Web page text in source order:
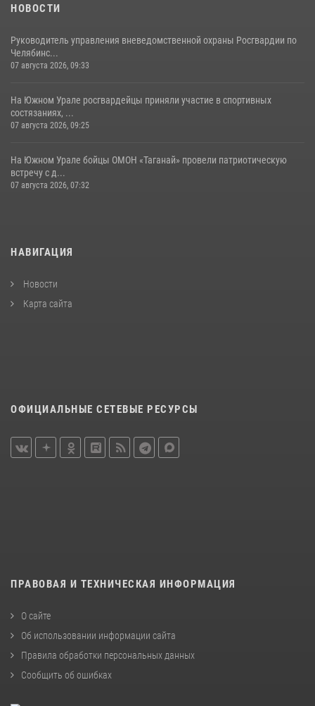
НОВОСТИ
Руководитель управления вневедомственной охраны Росгвардии по
Челябинс...
07 августа 2026, 09:33
На Южном Урале росгвардейцы приняли участие в спортивных
состязаниях, ...
07 августа 2026, 09:25
На Южном Урале бойцы ОМОН «Таганай» провели патриотическую
встречу с д...
07 августа 2026, 07:32
НАВИГАЦИЯ
Новости
Карта сайта
ОФИЦИАЛЬНЫЕ СЕТЕВЫЕ РЕСУРСЫ
ПРАВОВАЯ И ТЕХНИЧЕСКАЯ ИНФОРМАЦИЯ
О сайте
Об использовании информации сайта
Правила обработки персональных данных
Сообщить об ошибках